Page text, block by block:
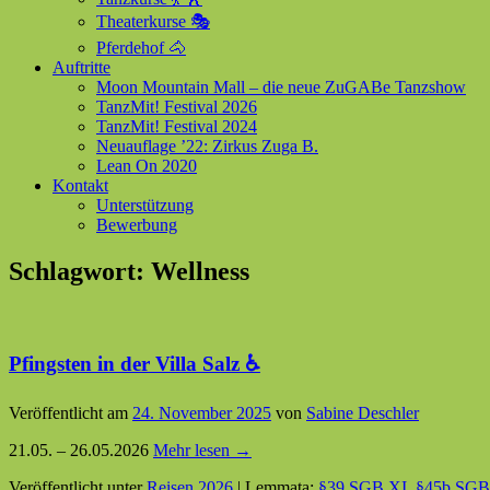
Theaterkurse 🎭
Pferdehof 🐴
Auftritte
Moon Mountain Mall – die neue ZuGABe Tanzshow
TanzMit! Festival 2026
TanzMit! Festival 2024
Neuauflage ’22: Zirkus Zuga B.
Lean On 2020
Kontakt
Unterstützung
Bewerbung
Schlagwort: Wellness
Pfingsten in der Villa Salz ♿
Veröffentlicht am 24. November 2025 von Sabine Deschler
21.05. – 26.05.2026 Mehr lesen →